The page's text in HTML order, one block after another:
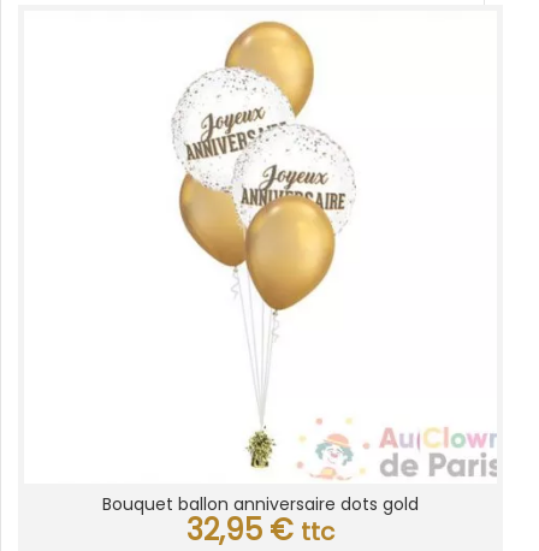
Bouquet ballon anniversaire dots gold
32,95 € ttc